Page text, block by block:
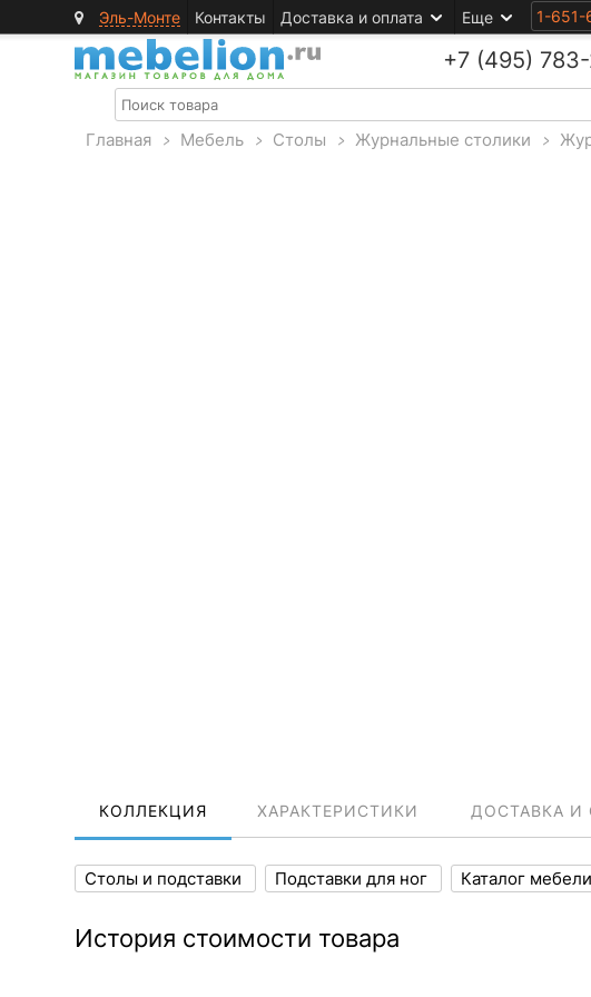
Эль-Монте Контакты Доставка и оплата Еще 1-651-
+7 (495)
Главная > Мебель > Столы > Журнальные столики >
КОЛЛЕКЦИЯ ХАРАКТЕРИСТИКИ ДОСТАВКА И
Столы и подставки Подставки для ног Каталог мебели
История стоимости товара